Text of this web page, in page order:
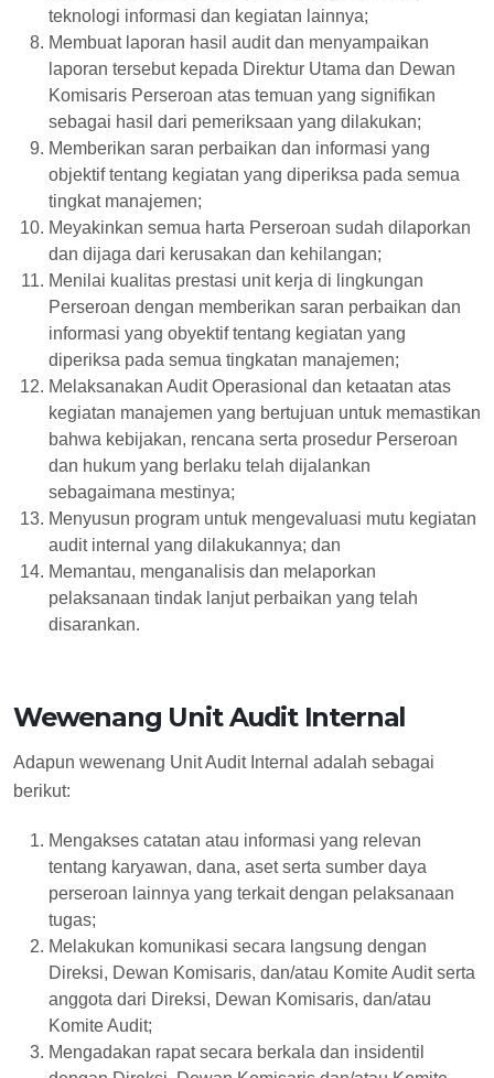
teknologi informasi dan kegiatan lainnya;
Membuat laporan hasil audit dan menyampaikan
laporan tersebut kepada Direktur Utama dan Dewan
Komisaris Perseroan atas temuan yang signifikan
sebagai hasil dari pemeriksaan yang dilakukan;
Memberikan saran perbaikan dan informasi yang
objektif tentang kegiatan yang diperiksa pada semua
tingkat manajemen;
Meyakinkan semua harta Perseroan sudah dilaporkan
dan dijaga dari kerusakan dan kehilangan;
Menilai kualitas prestasi unit kerja di lingkungan
Perseroan dengan memberikan saran perbaikan dan
informasi yang obyektif tentang kegiatan yang
diperiksa pada semua tingkatan manajemen;
Melaksanakan Audit Operasional dan ketaatan atas
kegiatan manajemen yang bertujuan untuk memastikan
bahwa kebijakan, rencana serta prosedur Perseroan
dan hukum yang berlaku telah dijalankan
sebagaimana mestinya;
Menyusun program untuk mengevaluasi mutu kegiatan
audit internal yang dilakukannya; dan
Memantau, menganalisis dan melaporkan
pelaksanaan tindak lanjut perbaikan yang telah
disarankan.
Wewenang Unit Audit Internal
Adapun wewenang Unit Audit Internal adalah sebagai
berikut:
Mengakses catatan atau informasi yang relevan
tentang karyawan, dana, aset serta sumber daya
perseroan lainnya yang terkait dengan pelaksanaan
tugas;
Melakukan komunikasi secara langsung dengan
Direksi, Dewan Komisaris, dan/atau Komite Audit serta
anggota dari Direksi, Dewan Komisaris, dan/atau
Komite Audit;
Mengadakan rapat secara berkala dan insidentil